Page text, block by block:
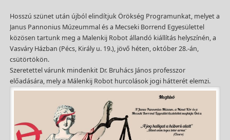
Hosszú szünet után újból elindítjuk Örökség Programunkat, melyet a
Janus Pannonius Múzeummal és a Mecseki Borrend Egyesülettel
közösen tartunk meg a Malenkij Robot állandó kiállítás helyszínén, a
Vasváry Házban (Pécs, Király u. 19.), jövő héten, október 28.-án,
csütörtökön.
Szeretettel várunk mindenkit Dr. Bruhács János professzor
előadására, mely a Málenkij Robot hurcolások jogi hátterét elemzi.